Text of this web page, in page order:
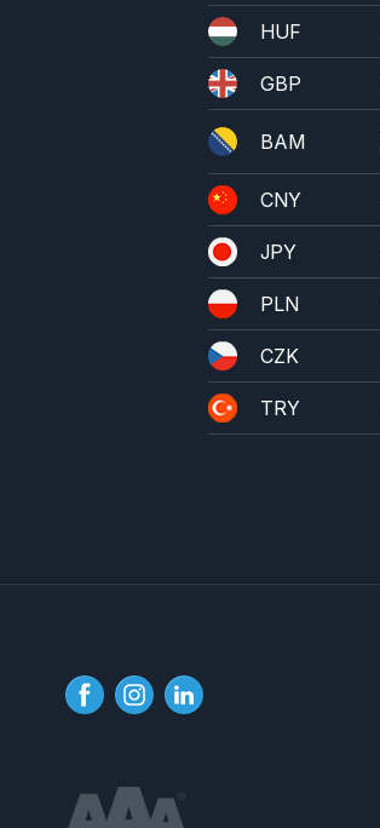
HUF
GBP
BAM
CNY
JPY
PLN
CZK
TRY